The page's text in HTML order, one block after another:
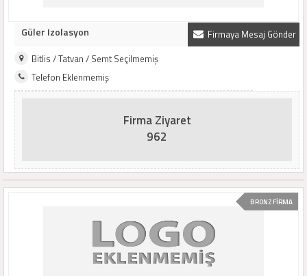
Firmaya Mesaj Gönder
Güler Izolasyon
Bitlis / Tatvan / Semt Seçilmemiş
Telefon Eklenmemiş
Firma Ziyaret
962
BRONZ FİRMA